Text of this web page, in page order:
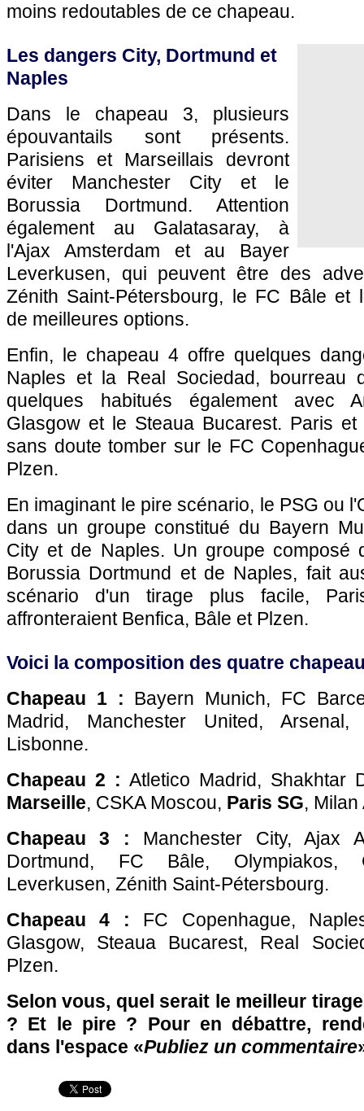
moins redoutables de ce chapeau.
Les dangers City, Dortmund et
Naples
Dans le chapeau 3, plusieurs
épouvantails sont présents.
Parisiens et Marseillais devront
éviter Manchester City et le
Borussia Dortmund. Attention
également au Galatasaray, à
l'Ajax Amsterdam et au Bayer
Leverkusen, qui peuvent être des
Zénith Saint-Pétersbourg, le FC Bâle et
de meilleures options.
Enfin, le chapeau 4 offre quelques
Naples et la Real Sociedad, bourreau
quelques habitués également avec
Glasgow et le Steaua Bucarest. Paris et
sans doute tomber sur le FC
Plzen.
En imaginant le pire scénario, le PSG ou
dans un groupe constitué du Bayern
City et de Naples. Un groupe composé
Borussia Dortmund et de Naples, fait
scénario d'un tirage plus facile,
affronteraient Benfica, Bâle et Plzen.
Voici la composition des quatre
Chapeau 1 : Bayern Munich, FC
Madrid, Manchester United,
Lisbonne.
Chapeau 2 : Atletico Madrid, Shakhtar
Marseille, CSKA Moscou, Paris SG,
Chapeau 3 : Manchester City, Ajax
Dortmund, FC Bâle, Olympiakos,
Leverkusen, Zénith Saint-Pétersbourg.
Chapeau 4 : FC Copenhague,
Glasgow, Steaua Bucarest, Real
Plzen.
Selon vous, quel serait le meilleur
? Et le pire ? Pour en débattre,
dans l'espace «Publiez un commentaire